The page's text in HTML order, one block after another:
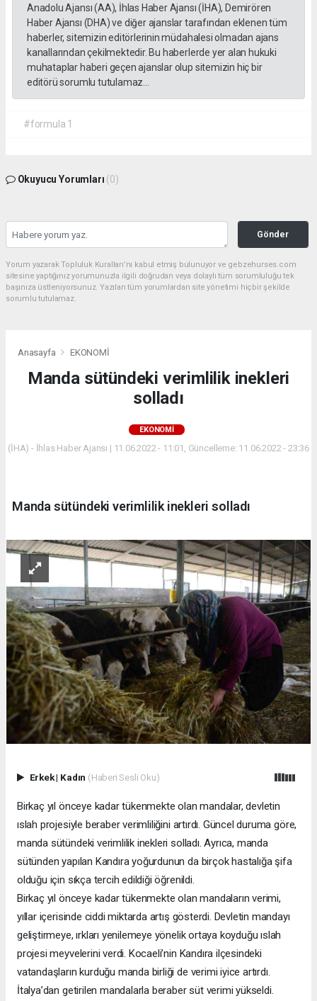
Anadolu Ajansı (AA), İhlas Haber Ajansı (İHA), Demirören
Haber Ajansı (DHA) ve diğer ajanslar tarafından eklenen tüm
haberler, sitemizin editörlerinin müdahalesi olmadan ajans
kanallarından çekilmektedir. Bu haberlerde yer alan hukuki
muhataplar haberi geçen ajanslar olup sitemizin hiç bir
editörü sorumlu tutulamaz...
#formula 1
Okuyucu Yorumları (0)
Gönder
Yorum yazarak Topluluk Kuralları’nı kabul etmiş bulunuyor ve gebzehurses.com
sitesine yaptığınız yorumunuzla ilgili doğrudan veya dolaylı tüm sorumluluğu tek
başınıza üstleniyorsunuz. Yazılan tüm yorumlardan site yönetimi hiçbir şekilde
sorumlu tutulamaz.
Anasayfa EKONOMİ
Manda sütündeki verimlilik inekleri
solladı
EKONOMİ
(İHA) - İhlas Haber Ajansı | 11.06.2022 - 11:01, Güncelleme: 11.06.2022 - 23:36
Manda sütündeki verimlilik inekleri solladı
Erkek| Kadın (Haberi Sesli Oku)
Birkaç yıl önceye kadar tükenmekte olan mandalar, devletin
ıslah projesiyle beraber verimliliğini artırdı. Güncel duruma göre,
manda sütündeki verimlilik inekleri solladı. Ayrıca, manda
sütünden yapılan Kandıra yoğurdunun da birçok hastalığa şifa
olduğu için sıkça tercih edildiği öğrenildi.
Birkaç yıl önceye kadar tükenmekte olan mandaların verimi,
yıllar içerisinde ciddi miktarda artış gösterdi. Devletin mandayı
geliştirmeye, ırkları yenilemeye yönelik ortaya koyduğu ıslah
projesi meyvelerini verdi. Kocaeli’nin Kandıra ilçesindeki
vatandaşların kurduğu manda birliği de verimi iyice artırdı.
İtalya’dan getirilen mandalarla beraber süt verimi yükseldi.